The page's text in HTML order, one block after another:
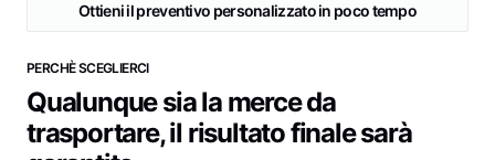
Ottieni il preventivo personalizzato in poco tempo
PERCHÈ SCEGLIERCI
Qualunque sia la merce da
trasportare, il risultato finale sarà